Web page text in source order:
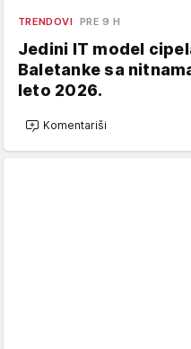
TRENDOVI PRE 9 H
Jedini IT model
Baletanke sa
leto 2026.
Komentariši